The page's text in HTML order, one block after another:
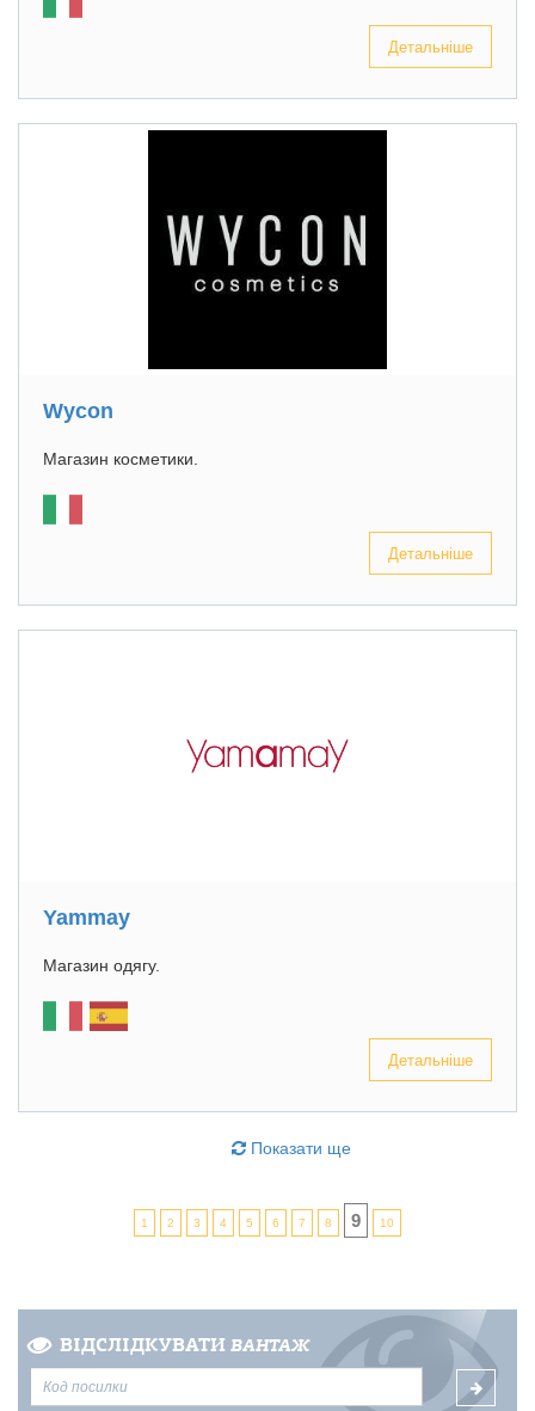
Детальніше
Wycon
Магазин косметики.
Детальніше
Yammay
Магазин одягу.
Детальніше
Показати ще
1 2 3 4 5 6 7 8 9 10
ВІДСЛІДКУВАТИ ВАНТАЖ